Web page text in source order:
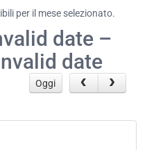
per il mese selezionato.
date –
date
Oggi